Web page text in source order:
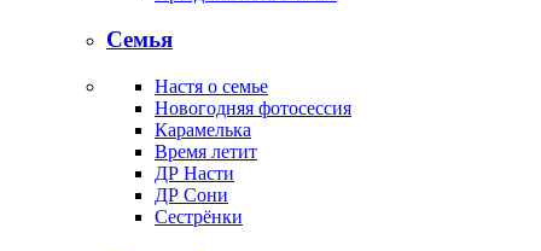
Семья
Настя о семье
Новогодняя фотосессия
Карамелька
Время летит
ДР Насти
ДР Сони
Сестрёнки